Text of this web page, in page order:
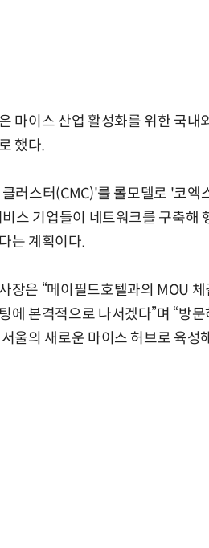
마이스 산업 활성화를 위한 국
했다.
러스터(CMC)'를 롤모델로 '코엑
비스 기업들이 네트워크를 구축
는 계획이다.
장은 “메이필드호텔과의 MOU
에 본격적으로 나서겠다”며 “방
울의 새로운 마이스 허브로 육성